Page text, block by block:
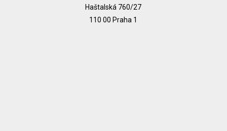
Haštalská 760/27
110 00 Praha 1